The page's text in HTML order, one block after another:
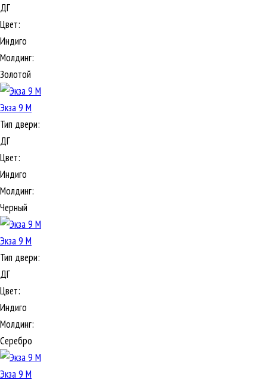
ДГ
Цвет:
Индиго
Молдинг:
Золотой
Экза 9 М
Тип двери:
ДГ
Цвет:
Индиго
Молдинг:
Черный
Экза 9 М
Тип двери:
ДГ
Цвет:
Индиго
Молдинг:
Серебро
Экза 9 М